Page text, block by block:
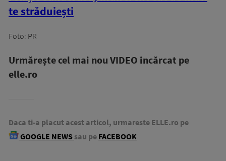
te străduiești
Foto: PR
Urmăreşte cel mai nou VIDEO incărcat pe
elle.ro
Daca ti-a placut acest articol, urmareste ELLE.ro pe
GOOGLE NEWS sau pe FACEBOOK